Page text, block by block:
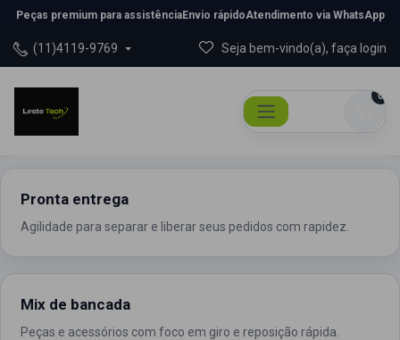
Peças premium para assistênciaEnvio rápidoAtendimento via WhatsApp
(11)4119-9769 Seja bem-vindo(a), faça login
0
Pronta entrega
Agilidade para separar e liberar seus pedidos com rapidez.
Mix de bancada
Peças e acessórios com foco em giro e reposição rápida.